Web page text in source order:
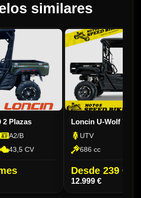
similares
2 Plazas
A2/B
43,5 CV
Loncin U-Wolf 700
UTV
686 cc
Desde 239 €/
12.999 €